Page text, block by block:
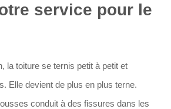
service pour le
la toiture se ternis petit à petit et
Elle devient de plus en plus terne.
conduit à des fissures dans les